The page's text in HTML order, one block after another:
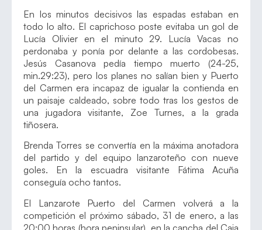
En los minutos decisivos las espadas estaban en
todo lo alto. El caprichoso poste evitaba un gol de
Lucía Olivier en el minuto 29. Lucía Vacas no
perdonaba y ponía por delante a las cordobesas.
Jesús Casanova pedía tiempo muerto (24-25,
min.29:23), pero los planes no salían bien y Puerto
del Carmen era incapaz de igualar la contienda en
un paisaje caldeado, sobre todo tras los gestos de
una jugadora visitante, Zoe Turnes, a la grada
tiñosera.
Brenda Torres se convertía en la máxima anotadora
del partido y del equipo lanzaroteño con nueve
goles. En la escuadra visitante Fátima Acuña
conseguía ocho tantos.
El Lanzarote Puerto del Carmen volverá a la
competición el próximo sábado, 31 de enero, a las
20:00 horas (hora peninsular), en la cancha del Caja